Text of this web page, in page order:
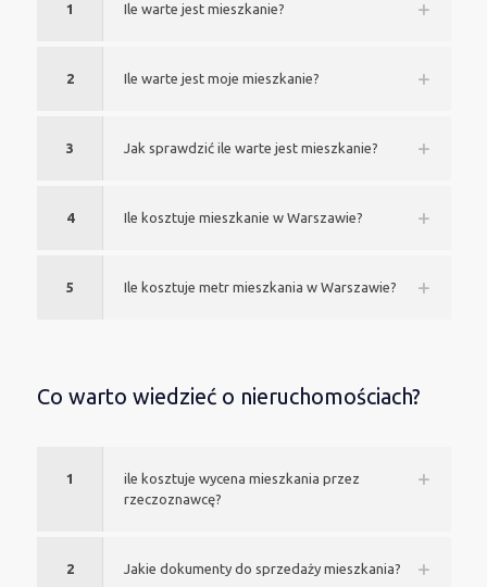
1 Ile warte jest mieszkanie?
2 Ile warte jest moje mieszkanie?
3 Jak sprawdzić ile warte jest mieszkanie?
4 Ile kosztuje mieszkanie w Warszawie?
5 Ile kosztuje metr mieszkania w Warszawie?
Co warto wiedzieć o nieruchomościach?
1
ile kosztuje wycena mieszkania przez
rzeczoznawcę?
2 Jakie dokumenty do sprzedaży mieszkania?